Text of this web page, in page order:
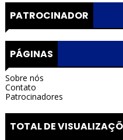
PATROCINADOR
PÁGINAS
Sobre nós
Contato
Patrocinadores
TOTAL DE